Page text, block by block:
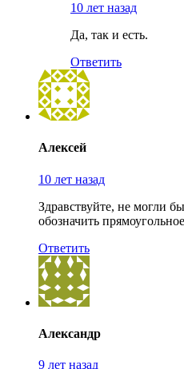
10 лет назад
Да, так и есть.
Ответить
Алексей
10 лет назад
Здравствуйте, не могли
обозначить
Ответить
Александр
9 лет назад